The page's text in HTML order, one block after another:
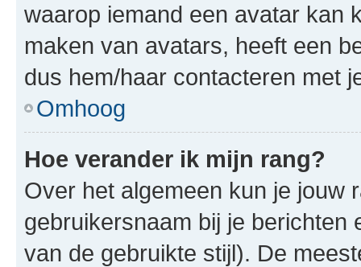
waarop iemand een avatar kan
maken van avatars, heeft een
dus hem/haar contacteren met
Omhoog
Hoe verander ik mijn rang?
Over het algemeen kun je jouw
gebruikersnaam bij je berichten
van de gebruikte stijl). De